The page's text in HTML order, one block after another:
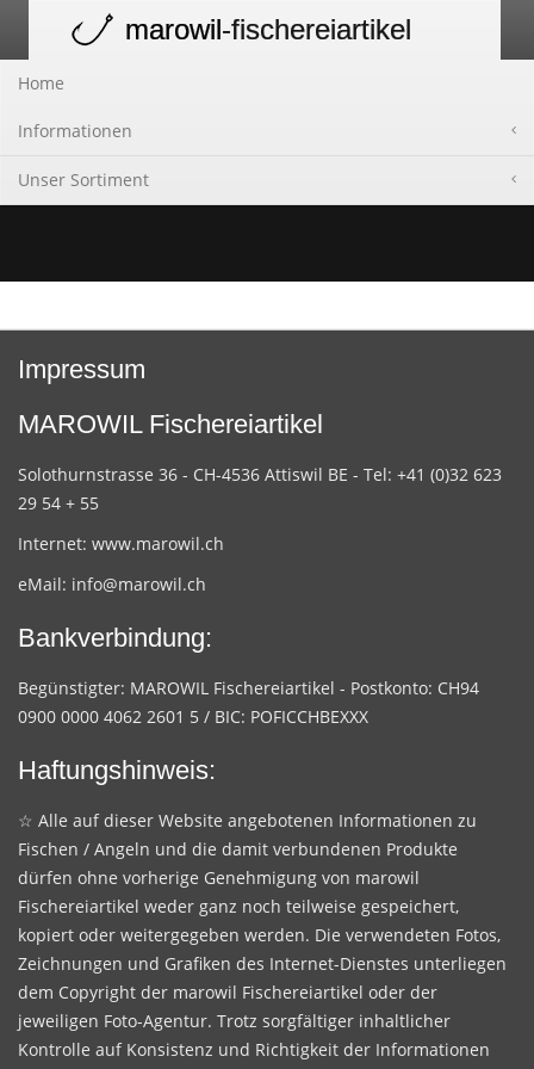
navigation
marowil-fischereiartikel
Home
Informationen
Unser Sortiment
Impressum
MAROWIL Fischereiartikel
Solothurnstrasse 36 - CH-4536 Attiswil BE - Tel: +41 (0)32 623
29 54 + 55
Internet: www.marowil.ch
eMail: info@marowil.ch
Bankverbindung:
Begünstigter: MAROWIL Fischereiartikel - Postkonto: CH94
0900 0000 4062 2601 5 / BIC: POFICCHBEXXX
Haftungshinweis:
☆ Alle auf dieser Website angebotenen Informationen zu
Fischen / Angeln und die damit verbundenen Produkte
dürfen ohne vorherige Genehmigung von marowil
Fischereiartikel weder ganz noch teilweise gespeichert,
kopiert oder weitergegeben werden. Die verwendeten Fotos,
Zeichnungen und Grafiken des Internet-Dienstes unterliegen
dem Copyright der marowil Fischereiartikel oder der
jeweiligen Foto-Agentur. Trotz sorgfältiger inhaltlicher
Kontrolle auf Konsistenz und Richtigkeit der Informationen